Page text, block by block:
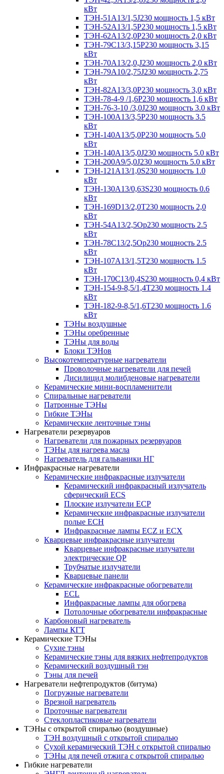
кВт
ТЭН-51А13/1,5J230 мощность 1,5 кВт
ТЭН-52А13/1,5Р230 мощность 1,5 кВт
ТЭН-62А13/2,0Р230 мощность 2,0 кВт
ТЭН-79С13/3,15Р230 мощность 3,15
кВт
ТЭН-70А13/2,0,J230 мощность 2,0 кВт
ТЭН-79А10/2,75J230 мощность 2,75
кВт
ТЭН-82А13/3,0Р230 мощность 3,0 кВт
ТЭН-78-4-9 /1,6P230 мощность 1,6 кВт
ТЭН-76-3-10 /3,0J230 мощность 3.0 кВт
ТЭН-100А13/3,5Р230 мощность 3.5
кВт
ТЭН-140А13/5,0Р230 мощность 5.0
кВт
ТЭН-140А13/5,0J230 мощность 5.0 кВт
ТЭН-200А9/5,0J230 мощность 5.0 кВт
ТЭН-121А13/1,0S230 мощность 1.0
кВт
ТЭН-130А13/0,63S230 мощность 0.6
кВт
ТЭН-169D13/2,0T230 мощность 2,0
кВт
ТЭН-54А13/2,5Ор230 мощность 2.5
кВт
ТЭН-78С13/2,5Ор230 мощность 2.5
кВт
ТЭН-107А13/1,5Т230 мощность 1.5
кВт
ТЭН-170C13/0,4S230 мощность 0,4 кВт
ТЭН-154-9-8,5/1,4Т230 мощность 1.4
кВт
ТЭН-182-9-8,5/1,6Т230 мощность 1.6
кВт
ТЭНы воздушные
ТЭНы оребренные
ТЭНы для воды
Блоки ТЭНов
Высокотемпературные нагреватели
Проволочные нагреватели для печей
Дисилицид молибденовые нагреватели
Керамические мини-воспламенители
Спиральные нагреватели
Патронные ТЭНы
Гибкие ТЭНы
Керамические ленточные тэны
Нагреватели резервуаров
Нагреватели для пожарных резервуаров
ТЭНы для нагрева масла
Нагреватель для гальваники НГ
Инфракрасные нагреватели
Керамические инфракрасные излучатели
Керамический инфракрасный излучатель
сферический ECS
Плоские излучатели ECP
Керамические инфракрасные излучатели
полые ECH
Инфракрасные лампы ECZ и ECX
Кварцевые инфракрасные излучатели
Кварцевые инфракрасные излучатели
электрические QP
Трубчатые излучатели
Кварцевые панели
Керамические инфракрасные обогреватели
ECL
Инфракрасные лампы для обогрева
Потолочные обогреватели инфракрасные
Карбоновый нагреватель
Лампы КГТ
Керамические ТЭНы
Сухие тэны
Керамические тэны для вязких нефтепродуктов
Керамический воздушный тэн
Тэны для печей
Нагреватели нефтепродуктов (битума)
Погружные нагреватели
Врезной нагреватель
Проточные нагреватели
Стеклопластиковые нагреватели
ТЭНы с открытой спиралью (воздушные)
ТЭН воздушный с открытой спиралью
Сухой керамический ТЭН с открытой спиралью
ТЭНы для печей отжига с открытой спиралью
Гибкие нагреватели